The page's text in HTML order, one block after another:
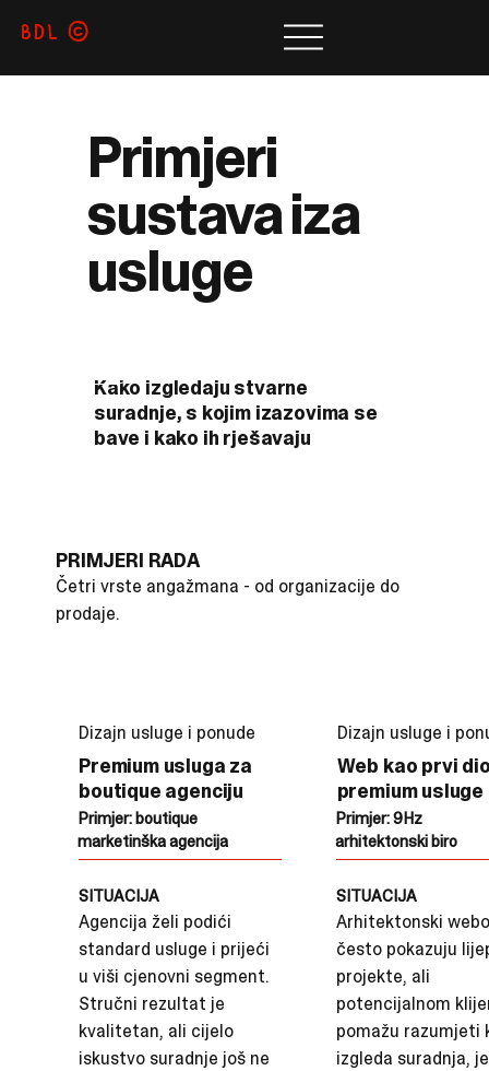
BDL ©
Primjeri
sustava iza
usluge
Kako izgledaju stvarne
suradnje, s kojim izazovima se
bave i kako ih rješavaju
PRIMJERI RADA
Četri vrste angažmana - od organizacije do
prodaje.
Dizajn usluge i ponude
Premium usluga za
boutique agenciju
Primjer: boutique
marketinška agencija
SITUACIJA
Agencija želi podići
standard usluge i prijeći
u viši cjenovni segment.
Stručni rezultat je
kvalitetan, ali cijelo
iskustvo suradnje još ne
Dizajn usluge i
Web kao prvi
premium usluge
Primjer: 9Hz
arhitektonski biro
SITUACIJA
Arhitektonski
često pokazuju
projekte, ali
potencijalnom
pomažu razumjeti
izgleda suradnja,